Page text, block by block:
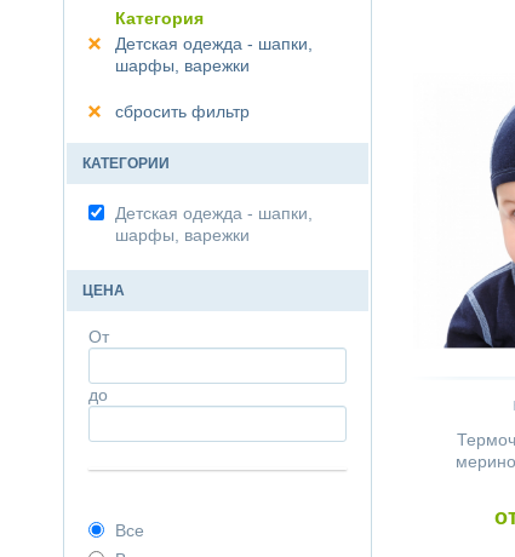
Категория
Детская одежда - шапки,
шарфы, варежки
сбросить фильтр
КАТЕГОРИИ
Детская одежда - шапки,
шарфы, варежки
ЦЕНА
От
до
Все